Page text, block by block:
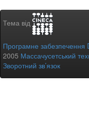
Тема від
Програмне забезпечення
2005 Массачусетський
Зворотний зв’язок